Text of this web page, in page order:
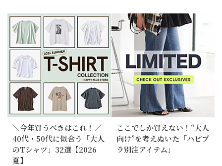
＼今年買うべきはこれ！／
40代・50代に似合う「大人
のTシャツ」32選【2026
夏】
ここでしか買えない！“大人
向け”を考えぬいた「ハピプ
ラ別注アイテム」